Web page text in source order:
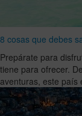
8 cosas que debes
Prepárate para
tiene para ofrecer.
aventuras, este